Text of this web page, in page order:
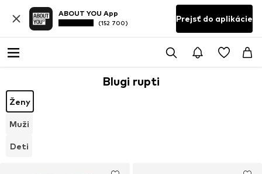
ABOUT YOU App
(152 700) Prejsť do aplikácie
Blugi rupti
Ženy
Muži
Deti